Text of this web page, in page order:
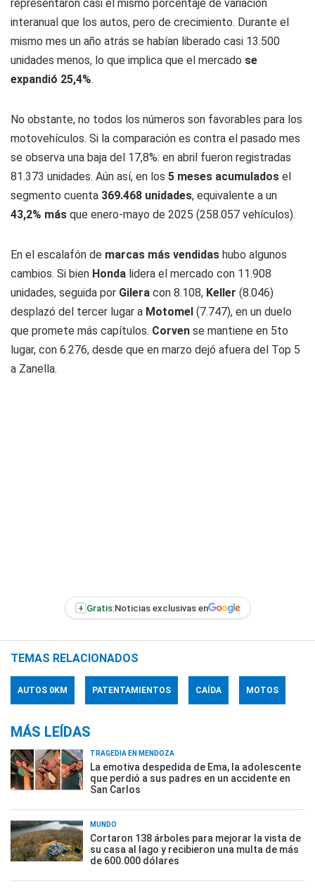
representaron casi el mismo porcentaje de variación
interanual que los autos, pero de crecimiento. Durante el
mismo mes un año atrás se habían liberado casi 13.500
unidades menos, lo que implica que el mercado se
expandió 25,4%.
No obstante, no todos los números son favorables para los
motovehículos. Si la comparación es contra el pasado mes
se observa una baja del 17,8%: en abril fueron registradas
81.373 unidades. Aún así, en los 5 meses acumulados el
segmento cuenta 369.468 unidades, equivalente a un
43,2% más que enero-mayo de 2025 (258.057 vehículos).
En el escalafón de marcas más vendidas hubo algunos
cambios. Si bien Honda lidera el mercado con 11.908
unidades, seguida por Gilera con 8.108, Keller (8.046)
desplazó del tercer lugar a Motomel (7.747), en un duelo
que promete más capítulos. Corven se mantiene en 5to
lugar, con 6.276, desde que en marzo dejó afuera del Top 5
a Zanella.
+ Gratis:Noticias exclusivas en
TEMAS RELACIONADOS
AUTOS 0KM PATENTAMIENTOS CAÍDA MOTOS
MÁS LEÍDAS
TRAGEDIA EN MENDOZA
La emotiva despedida de Ema, la adolescente
que perdió a sus padres en un accidente en
San Carlos
MUNDO
Cortaron 138 árboles para mejorar la vista de
su casa al lago y recibieron una multa de más
de 600.000 dólares